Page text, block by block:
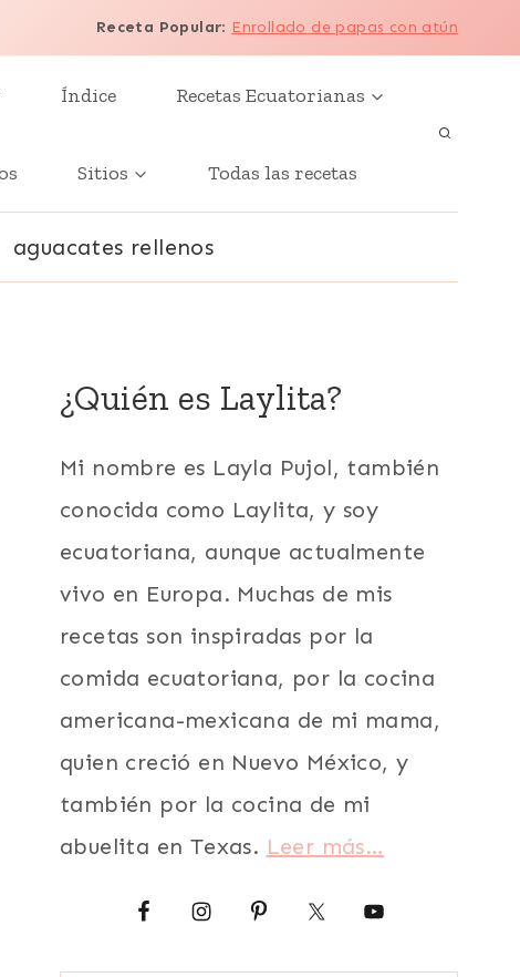
Receta Popular: Enrollado de papas con atún
Índice Recetas Ecuatorianas
Sitios Todas las recetas
aguacates rellenos
¿Quién es Laylita?
Mi nombre es Layla Pujol, también
conocida como Laylita, y soy
ecuatoriana, aunque actualmente
vivo en Europa. Muchas de mis
recetas son inspiradas por la
comida ecuatoriana, por la cocina
americana-mexicana de mi mama,
quien creció en Nuevo México, y
también por la cocina de mi
abuelita en Texas. Leer más…